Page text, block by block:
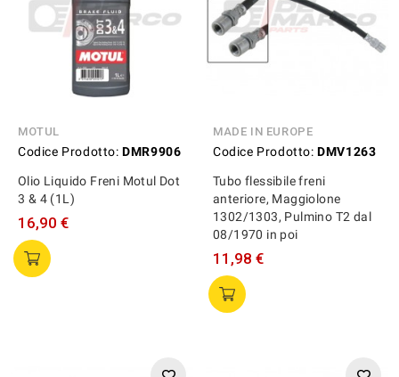
MOTUL
Codice Prodotto: DMR9906
Olio Liquido Freni Motul Dot
3 & 4 (1L)
16,90 €
MADE IN EUROPE
Codice Prodotto: DMV1263
Tubo flessibile freni
anteriore, Maggiolone
1302/1303, Pulmino T2 dal
08/1970 in poi
11,98 €